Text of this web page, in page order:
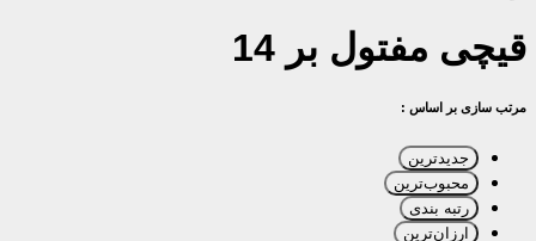
قیچی مفتول بر 14
مرتب سازی بر اساس :
جدیدترین
محبوب‌ترین
رتبه بندی
ارزان‌ترین